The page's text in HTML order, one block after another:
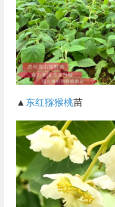
▲ 东红猕猴桃苗